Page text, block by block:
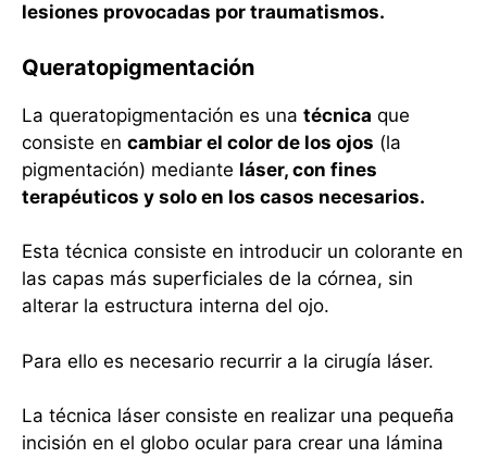
lesiones provocadas por traumatismos.
Queratopigmentación
La queratopigmentación es una técnica que
consiste en cambiar el color de los ojos (la
pigmentación) mediante láser, con fines
terapéuticos y solo en los casos necesarios.
Esta técnica consiste en introducir un colorante en
las capas más superficiales de la córnea, sin
alterar la estructura interna del ojo.
Para ello es necesario recurrir a la cirugía láser.
La técnica láser consiste en realizar una pequeña
incisión en el globo ocular para crear una lámina